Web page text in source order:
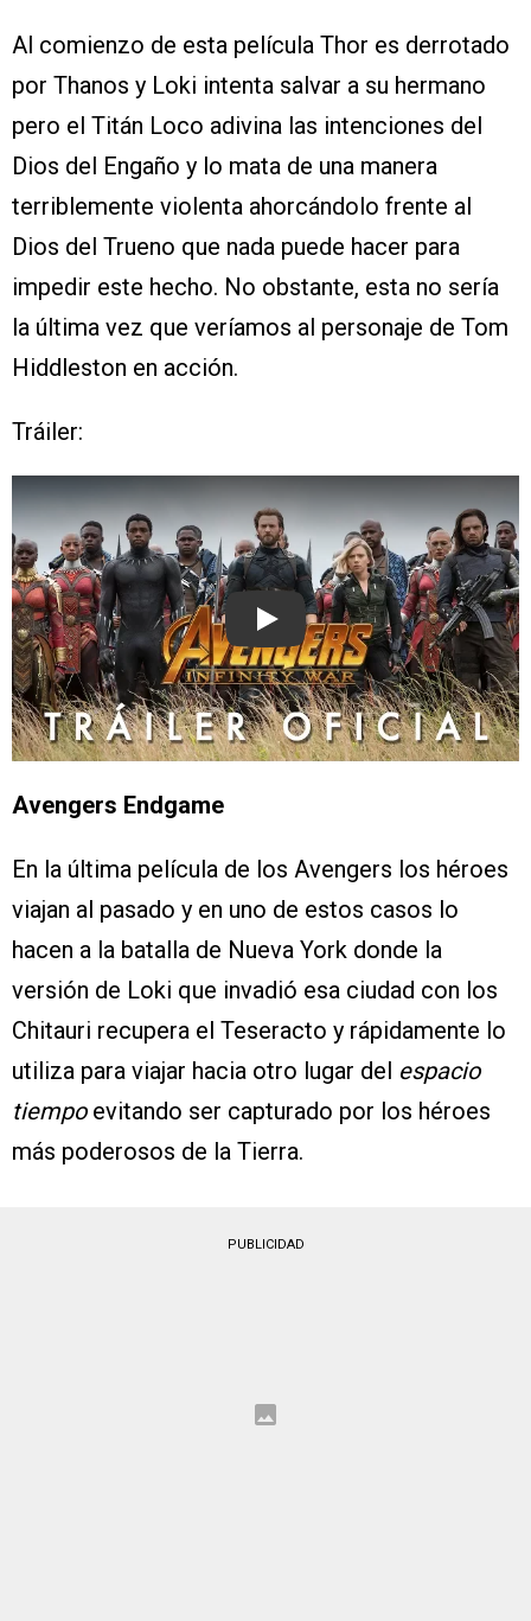
Al comienzo de esta película Thor es derrotado
por Thanos y Loki intenta salvar a su hermano
pero el Titán Loco adivina las intenciones del
Dios del Engaño y lo mata de una manera
terriblemente violenta ahorcándolo frente al
Dios del Trueno que nada puede hacer para
impedir este hecho. No obstante, esta no sería
la última vez que veríamos al personaje de Tom
Hiddleston en acción.
Tráiler:
Play
Avengers Endgame
En la última película de los Avengers los héroes
viajan al pasado y en uno de estos casos lo
hacen a la batalla de Nueva York donde la
versión de Loki que invadió esa ciudad con los
Chitauri recupera el Teseracto y rápidamente lo
utiliza para viajar hacia otro lugar del espacio
tiempoevitando ser capturado por los héroes
más poderosos de la Tierra.
PUBLICIDAD